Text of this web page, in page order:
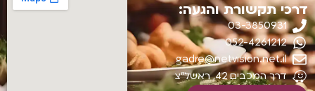
דרכי תקשורת והגעה:
03-3850931
052-4261212
gadre@netvision.net.il
דרך המכבים 42, ראשל"צ